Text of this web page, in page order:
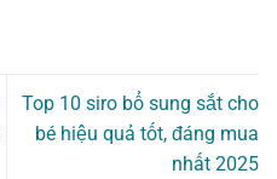
Top 10 siro bổ sung sắt cho
bé hiệu quả tốt, đáng mua
nhất 2025